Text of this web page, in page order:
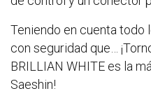
Teniendo en cuenta todo
con seguridad que…
BRILLIAN WHITE es la
Saeshin!